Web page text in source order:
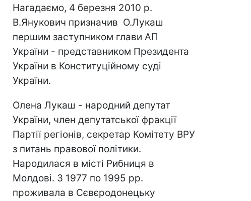
Нагадаємо, 4 березня 2010 р.
В.Янукович призначив О.Лукаш
першим заступником глави АП
України - представником Президента
України в Конституційному суді
України.
Олена Лукаш - народний депутат
України, член депутатської фракції
Партії регіонів, секретар Комітету ВРУ
з питань правової політики.
Народилася в місті Рибниця в
Молдові. З 1977 по 1995 рр.
проживала в Сєвєродонецьку